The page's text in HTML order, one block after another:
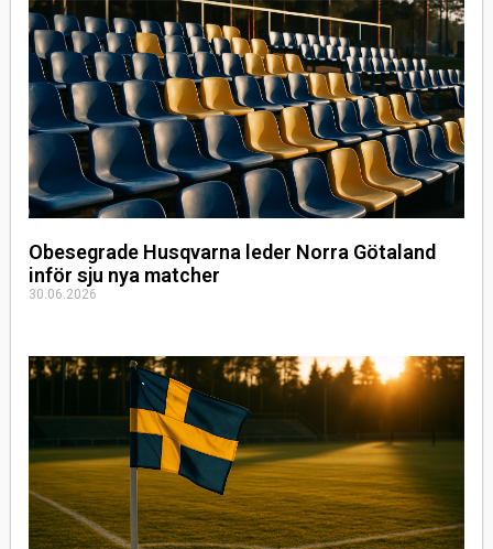
Obesegrade Husqvarna leder Norra Götaland
inför sju nya matcher
30.06.2026